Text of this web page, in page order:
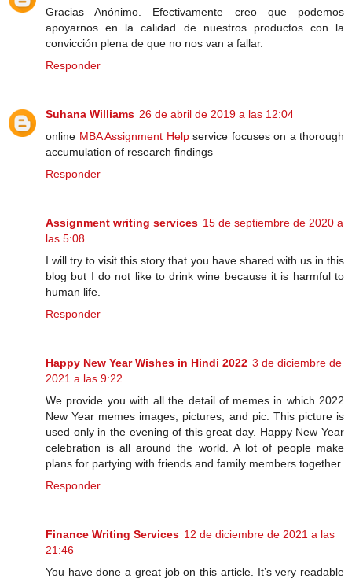
Gracias Anónimo. Efectivamente creo que podemos
apoyarnos en la calidad de nuestros productos con la
convicción plena de que no nos van a fallar.
Responder
Suhana Williams 26 de abril de 2019 a las 12:04
online MBA Assignment Helpservice focuses on a thorough
accumulation of research findings
Responder
Assignment writing services 15 de septiembre de 2020 a
las 5:08
I will try to visit this story that you have shared with us in this
blog but I do not like to drink wine because it is harmful to
human life.
Responder
Happy New Year Wishes in Hindi 2022 3 de diciembre de
2021 a las 9:22
We provide you with all the detail of memes in which 2022
New Year memes images, pictures, and pic. This picture is
used only in the evening of this great day. Happy New Year
celebration is all around the world. A lot of people make
plans for partying with friends and family members together.
Responder
Finance Writing Services 12 de diciembre de 2021 a las
21:46
You have done a great job on this article. It’s very readable